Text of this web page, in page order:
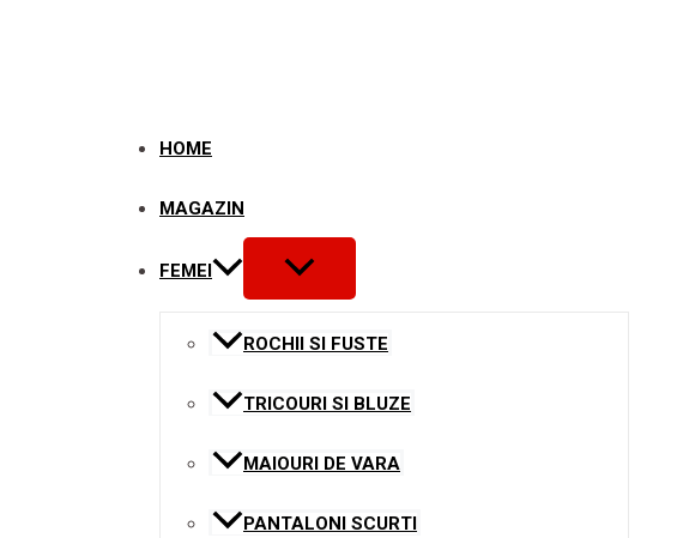
HOME
MAGAZIN
FEMEI
MENU
TOGGLE
ROCHII SI FUSTE
TRICOURI SI BLUZE
MAIOURI DE VARA
PANTALONI SCURTI